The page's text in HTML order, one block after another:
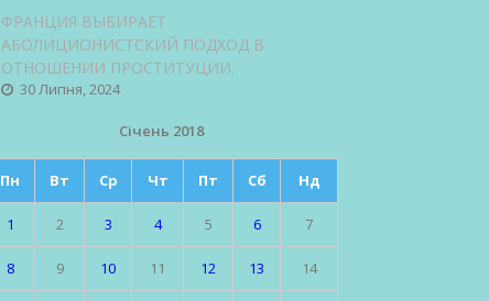
ФРАНЦИЯ ВЫБИРАЕТ
АБОЛИЦИОНИСТСКИЙ ПОДХОД В
ОТНОШЕНИИ ПРОСТИТУЦИИ.
30 Липня, 2024
Січень 2018
Пн Вт Ср Чт Пт Сб Нд
1 2 3 4 5 6 7
8 9 10 11 12 13 14